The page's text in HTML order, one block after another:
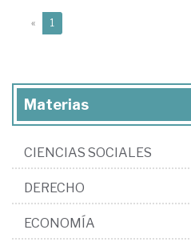
« 1
Materias
CIENCIAS SOCIALES
DERECHO
ECONOMÍA